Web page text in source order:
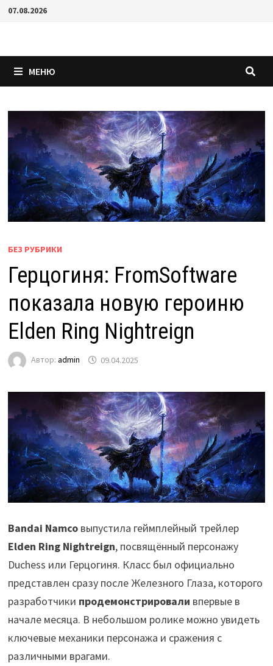
Перейти
07.08.2026
МЕНЮ
БЕЗ РУБРИКИ
Герцогиня: FromSoftware
показала новую героиню
Elden Ring Nightreign
Автор: admin 09.04.2025
Bandai Namco выпустила геймплейный трейлер
Elden Ring Nightreign, посвящённый персонажу
Duchess или Герцогиня. Класс был официально
представлен сразу после Железного Глаза, которого
разработчики продемонстрировали впервые в
начале месяца. В небольшом ролике можно увидеть
ключевые механики персонажа и сражения с
различными врагами.